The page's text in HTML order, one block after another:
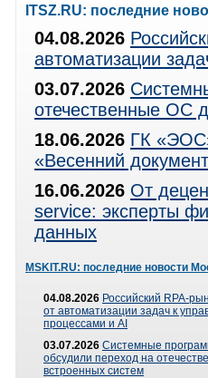
ITSZ.RU: последние
04.08.2026
автоматизации
03.07.2026
отечественные ОС
18.06.2026 ГК
«Весенний
16.06.2026 От
service: эксперты
данных
MSKIT.RU: последние новости
04.08.2026 Российский RPA-
от автоматизации задач к
процессами и AI
03.07.2026 Системные
обсудили переход на
встроенных систем